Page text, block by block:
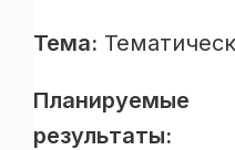
Тема:
результаты: